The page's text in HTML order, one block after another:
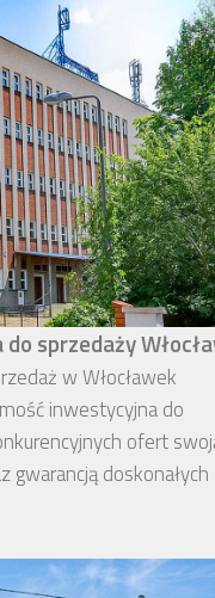
sprzedaży
w Włocławek
inwestycyjna do
ofert
gwarancją doskonałych